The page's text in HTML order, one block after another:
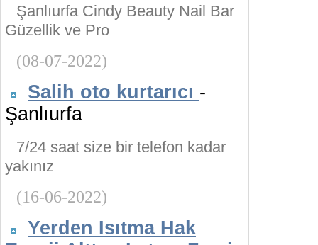
Şanlıurfa Cindy Beauty Nail Bar
Güzellik ve Pro
(08-07-2022)
Salih oto kurtarıcı -
Şanlıurfa
7/24 saat size bir telefon kadar
yakınız
(16-06-2022)
Yerden Isıtma Hak